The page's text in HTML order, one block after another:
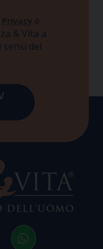
Privacy e
& Vita a
del